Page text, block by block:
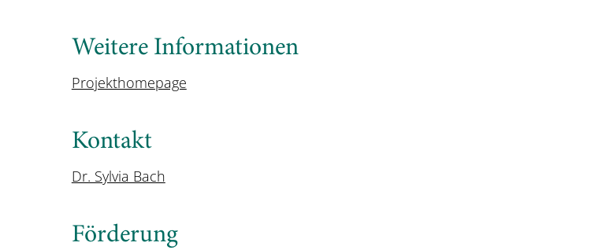
Weitere Informationen
Projekthomepage
Kontakt
Dr. Sylvia Bach
Förderung